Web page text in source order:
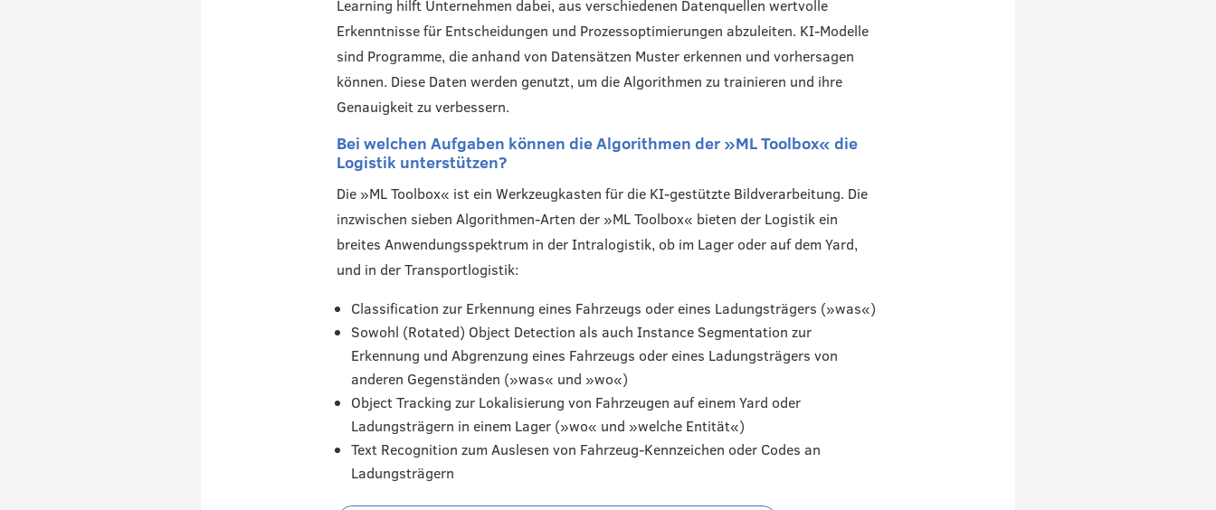
Learning hilft Unternehmen dabei, aus verschiedenen Datenquellen wertvolle
Erkenntnisse für Entscheidungen und Prozessoptimierungen abzuleiten. KI-Modelle
sind Programme, die anhand von Datensätzen Muster erkennen und vorhersagen
können. Diese Daten werden genutzt, um die Algorithmen zu trainieren und ihre
Genauigkeit zu verbessern.
Bei welchen Aufgaben können die Algorithmen der »ML Toolbox« die
Logistik unterstützen?
Die »ML Toolbox« ist ein Werkzeugkasten für die KI-gestützte Bildverarbeitung. Die
inzwischen sieben Algorithmen-Arten der »ML Toolbox« bieten der Logistik ein
breites Anwendungsspektrum in der Intralogistik, ob im Lager oder auf dem Yard,
und in der Transportlogistik:
Classification zur Erkennung eines Fahrzeugs oder eines Ladungsträgers (»was«)
Sowohl (Rotated) Object Detection als auch Instance Segmentation zur
Erkennung und Abgrenzung eines Fahrzeugs oder eines Ladungsträgers von
anderen Gegenständen (»was« und »wo«)
Object Tracking zur Lokalisierung von Fahrzeugen auf einem Yard oder
Ladungsträgern in einem Lager (»wo« und »welche Entität«)
Text Recognition zum Auslesen von Fahrzeug-Kennzeichen oder Codes an
Ladungsträgern